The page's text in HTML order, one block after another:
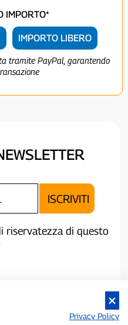
IMPORTO*
IMPORTO LIBERO
tramite PayPal, garantendo
riservatezza di questo
Privacy Policy